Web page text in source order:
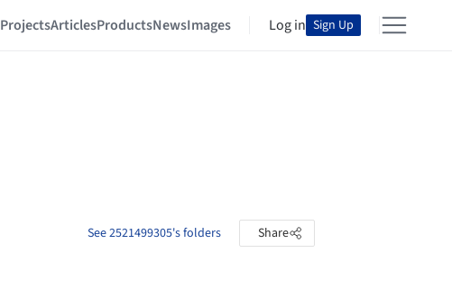
ProjectsArticlesProductsNewsImages Log in Sign Up
See 2521499305's folders Share